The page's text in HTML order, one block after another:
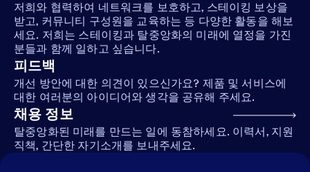
저희와 협력하여 네트워크를 보호하고, 스테이킹 보상을
받고, 커뮤니티 구성원을 교육하는 등 다양한 활동을 해보
세요. 저희는 스테이킹과 탈중앙화의 미래에 열정을 가진
분들과 함께 일하고 싶습니다.
피드백
개선 방안에 대한 의견이 있으신가요? 제품 및 서비스에
대한 여러분의 아이디어와 생각을 공유해 주세요.
채용 정보
탈중앙화된 미래를 만드는 일에 동참하세요. 이력서, 지원
직책, 간단한 자기소개를 보내주세요.